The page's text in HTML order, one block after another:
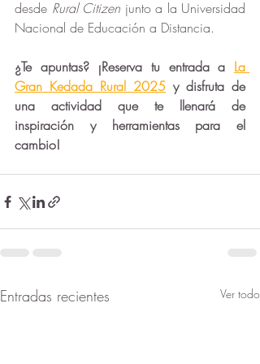
desde Rural Citizen junto a la Universidad
Nacional de Educación a Distancia.
¿Te apuntas? ¡Reserva tu entrada a La
Gran Kedada Rural 2025 y disfruta de
una actividad que te llenará de
inspiración y herramientas para el
cambio!
Entradas recientes Ver todo